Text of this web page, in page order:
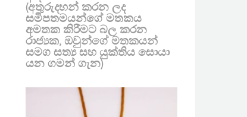
(අතුරුදහන් කරන ලද
සමීපතමයන්ගේ මතකය
අමතක කිරීමට බල කරන
රාජ්‍යක, ඔවුන්ගේ මතකයන්
සමග සත්‍ය සහ යුක්තිය සොයා
යන ගමන් ගැන)